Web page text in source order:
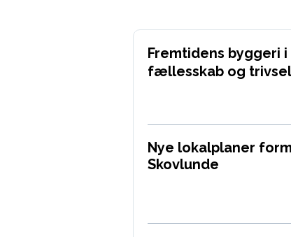
Fremtidens byggeri
fællesskab og
Nye lokalplaner
Skovlunde